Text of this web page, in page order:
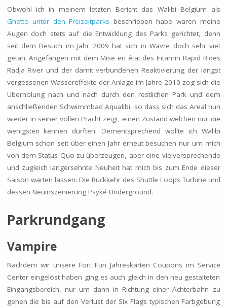
Obwohl ich in meinem letzten Bericht das Walibi Belgium als
Ghetto unter den Freizeitparks beschrieben habe waren meine
Augen doch stets auf die Entwicklung des Parks gerichtet, denn
seit dem Besuch im Jahr 2009 hat sich in Wavre doch sehr viel
getan. Angefangen mit dem Mise en état des Intamin Rapid Rides
Radja River und der damit verbundenen Reaktivierung der längst
vergessenen Wassereffekte der Anlage im Jahre 2010 zog sich die
Überholung nach und nach durch den restlichen Park und dem
anschließenden Schwimmbad Aqualibi, so dass sich das Areal nun
wieder in seiner vollen Pracht zeigt, einen Zustand welchen nur die
wenigsten kennen dürften. Dementsprechend wollte ich Walibi
Belgium schon seit über einen Jahr erneut besuchen nur um mich
von dem Status Quo zu überzeugen, aber eine vielversprechende
und zugleich langersehnte Neuheit hat mich bis zum Ende dieser
Saison warten lassen: Die Rückkehr des Shuttle Loops Turbine und
dessen Neuinszenierung Psyké Underground.
Parkrundgang
Vampire
Nachdem wir unsere Fort Fun Jahreskarten Coupons im Service
Center eingelöst haben ging es auch gleich in den neu gestalteten
Eingangsbereich, nur um dann in Richtung einer Achterbahn zu
gehen die bis auf den Verlust der Six Flags typischen Farbgebung